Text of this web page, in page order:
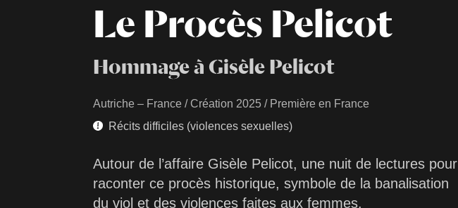
Le Procès Pelicot
Hommage à Gisèle Pelicot
Autriche – France / Création 2025 / Première en France
Récits difficiles (violences sexuelles)
Autour de l’affaire Gisèle Pelicot, une nuit de lectures pour
raconter ce procès historique, symbole de la banalisation
du viol et des violences faites aux femmes.